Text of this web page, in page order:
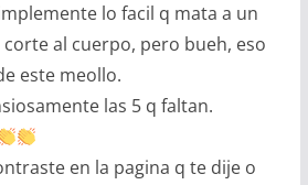
lo facil q mata a un
al cuerpo, pero bueh, eso
este meollo.
las 5 q faltan.
en la pagina q te dije o